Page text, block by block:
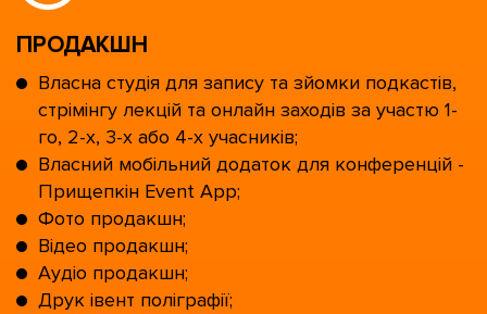
ПРОДАКШН
Власна студія для запису та зйомки подкастів,
стрімінгу лекцій та онлайн заходів за участю 1-
го, 2-х, 3-х або 4-х учасників;
Власний мобільний додаток для конференцій -
Прищепкін Event App;
Фото продакшн;
Відео продакшн;
Аудіо продакшн;
Друк івент поліграфії;